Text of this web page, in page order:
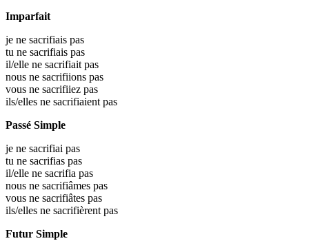
Imparfait
je ne sacrifiais pas
tu ne sacrifiais pas
il/elle ne sacrifiait pas
nous ne sacrifiions pas
vous ne sacrifiiez pas
ils/elles ne sacrifiaient pas
Passé Simple
je ne sacrifiai pas
tu ne sacrifias pas
il/elle ne sacrifia pas
nous ne sacrifiâmes pas
vous ne sacrifiâtes pas
ils/elles ne sacrifièrent pas
Futur Simple